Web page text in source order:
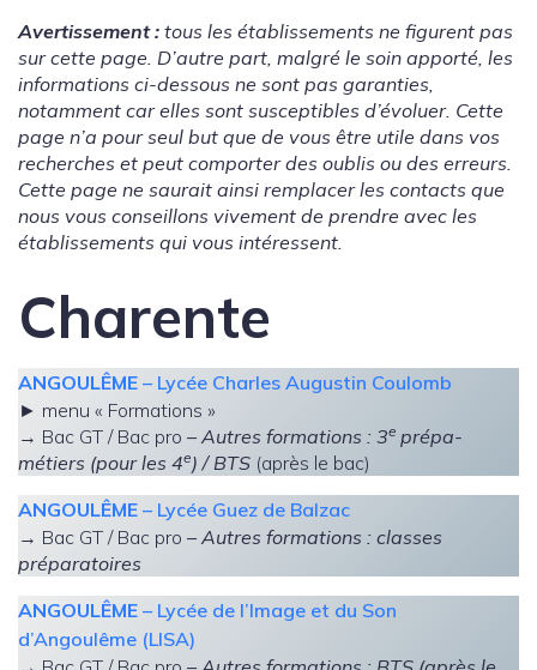
Avertissement : tous les établissements ne figurent pas
sur cette page. D’autre part, malgré le soin apporté, les
informations ci-dessous ne sont pas garanties,
notamment car elles sont susceptibles d’évoluer. Cette
page n’a pour seul but que de vous être utile dans vos
recherches et peut comporter des oublis ou des erreurs.
Cette page ne saurait ainsi remplacer les contacts que
nous vous conseillons vivement de prendre avec les
établissements qui vous intéressent.
Charente
ANGOULÊME – Lycée Charles Augustin Coulomb
► menu « Formations »
→ Bac GT / Bac pro – Autres formations : 3e prépa-
métiers (pour les 4e) / BTS (après le bac)
ANGOULÊME – Lycée Guez de Balzac
→ Bac GT / Bac pro – Autres formations : classes
préparatoires
ANGOULÊME – Lycée de l’Image et du Son
d’Angoulême (LISA)